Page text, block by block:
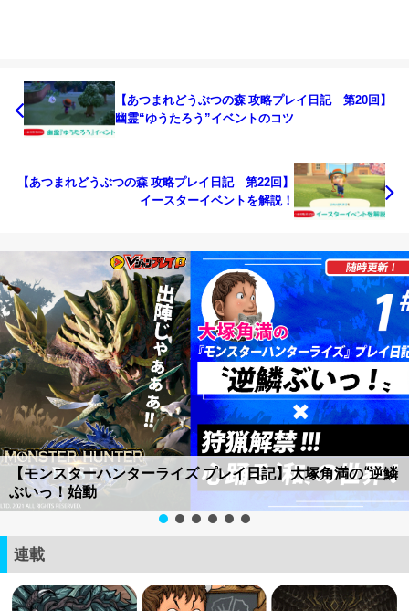
【あつまれどうぶつの森 攻略プレイ日記 第20回】
幽霊“ゆうたろう”イベントのコツ
【あつまれどうぶつの森 攻略プレイ日記 第22回】
イースターイベントを解説！
【モンスターハンターライズ プレイ日記】大塚角満の“逆鱗
ぶいっ！始動
連載